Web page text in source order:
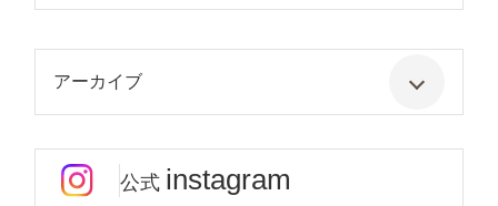
アーカイブ
公式 instagram